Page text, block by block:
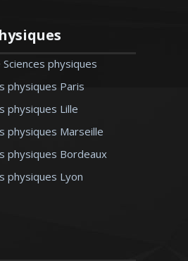
physiques
physiques Paris
physiques Lille
physiques Marseille
physiques Bordeaux
physiques Lyon